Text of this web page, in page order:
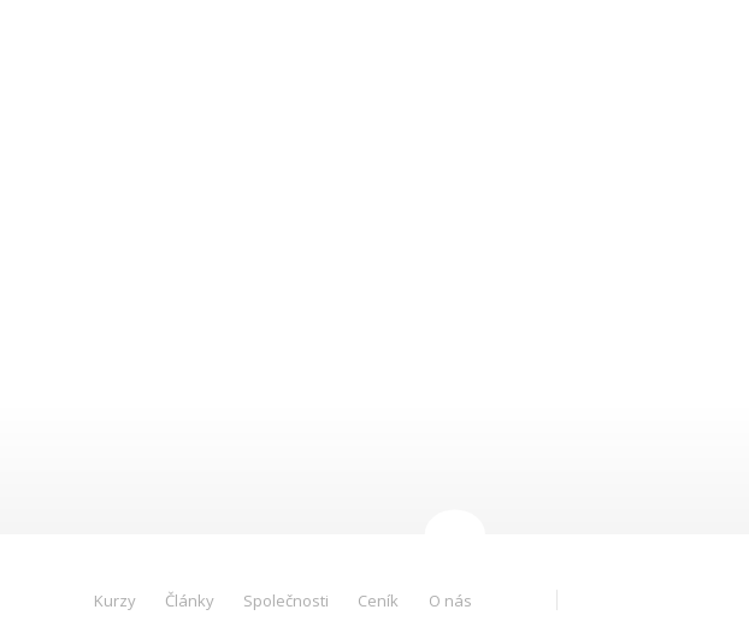
Kurzy Články Společnosti Ceník O nás